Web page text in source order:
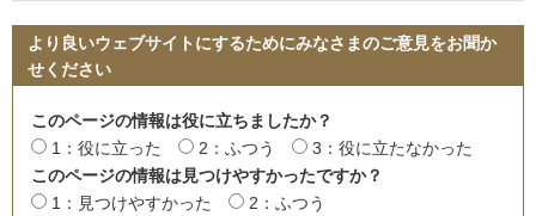
より良いウェブサイトにするためにみなさまのご意見をお聞か
せください
このページの情報は役に立ちましたか？
1：役に立った
2：ふつう
3：役に立たなかった
このページの情報は見つけやすかったですか？
1：見つけやすかった
2：ふつう